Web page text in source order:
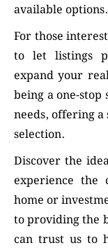
available options.
For those
to let listings
expand your
being a one-
needs, offering a
selection.
Discover the
experience the
home or
to providing the
can trust us to